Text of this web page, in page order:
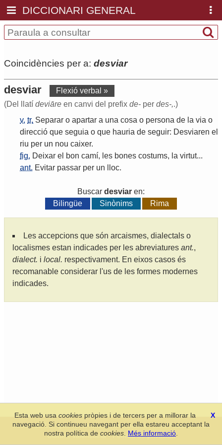
DICCIONARI GENERAL
Coincidències per a: desviar
desviar
Flexió verbal »
(Del llatí deviāre en canvi del prefix de- per des-,.)
v. tr. Separar o apartar a una cosa o persona de la via o
direcció que seguia o que hauria de seguir: Desviaren el
riu per un nou caixer.
fig. Deixar el bon camí, les bones costums, la virtut...
ant. Evitar passar per un lloc.
Buscar desviar en:
Bilingüe
Sinònims Rima
Les accepcions que són arcaismes, dialectals o
localismes estan indicades per les abreviatures ant.,
dialect. i local. respectivament. En eixos casos és
recomanable considerar l'us de les formes modernes
indicades.
Secció de Llengua i Lliteratura Valencianes-Real Acadèmia de
Cultura Valenciana-Política de privacitat
X
Esta web usacookies pròpies i de tercers per a millorar la
navegació. Si continueu navegant per ella estareu acceptant la
nostra política de cookies Més informació